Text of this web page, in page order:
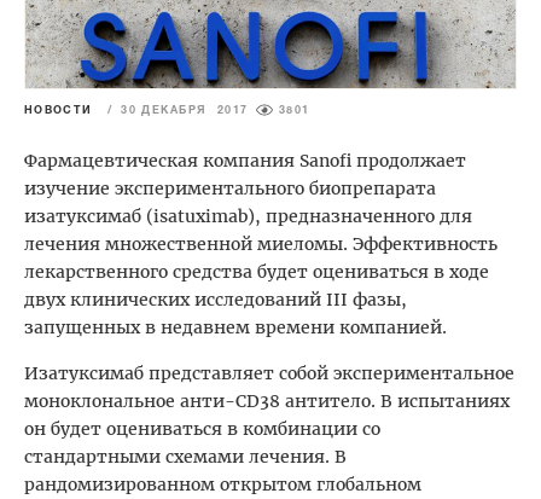
НОВОСТИ / 30 ДЕКАБРЯ 2017 3801
Фармацевтическая компания Sanofi продолжает
изучение экспериментального биопрепарата
изатуксимаб (isatuximab), предназначенного для
лечения множественной миеломы. Эффективность
лекарственного средства будет оцениваться в ходе
двух клинических исследований III фазы,
запущенных в недавнем времени компанией.
Изатуксимаб представляет собой экспериментальное
моноклональное анти-CD38 антитело. В испытаниях
он будет оцениваться в комбинации со
стандартными схемами лечения. В
рандомизированном открытом глобальном